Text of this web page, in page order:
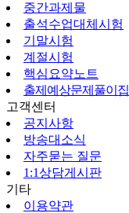
중간과제물
출석수업대체시험
기말시험
계절시험
핵심요약노트
출제예상문제풀이집
고객센터
공지사항
방송대소식
자주묻는 질문
1:1상담게시판
기타
이용약관